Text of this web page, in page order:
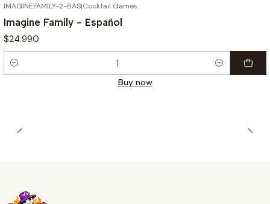
IMAGINEFAMILY-2-BAS|Cocktail Games
Imagine Family - Español
$24.990
Quantity
Buy now